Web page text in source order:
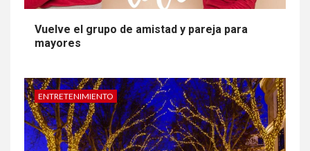
Vuelve el grupo de amistad y pareja para
mayores
ENTRETENIMIENTO